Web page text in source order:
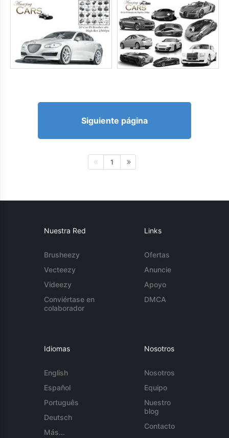
Siguiente página
1
Nuestra Red
Brusheezy
Vecteezy
Videezy
Conviértase en
colaborador
Links
Ofertas
Anuncie
Apoyo
DMCA
Idiomas
English
Español
Português
Deutsch
Más...
Nosotros
Nosotros
Equipo
Nuestro
blog
Contacto